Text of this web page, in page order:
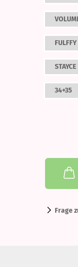
STAYCE
34+35
Frage